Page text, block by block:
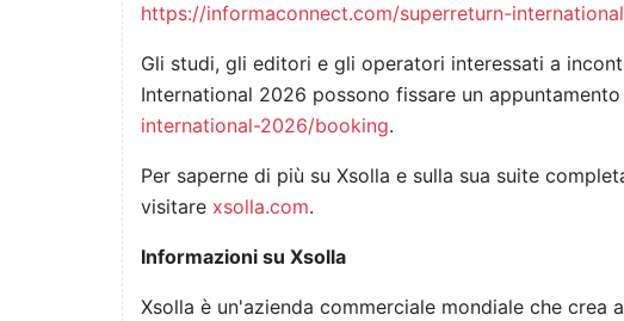
https://informaconnect.com/superreturn-
Gli studi, gli editori e gli operatori interessati a
International 2026 possono fissare un appuntamento
international-2026/booking.
Per saperne di più su Xsolla e sulla sua suite
visitare xsolla.com.
Informazioni su Xsolla
Xsolla è un'azienda commerciale mondiale che